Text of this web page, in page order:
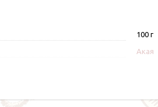
100 г
Акая